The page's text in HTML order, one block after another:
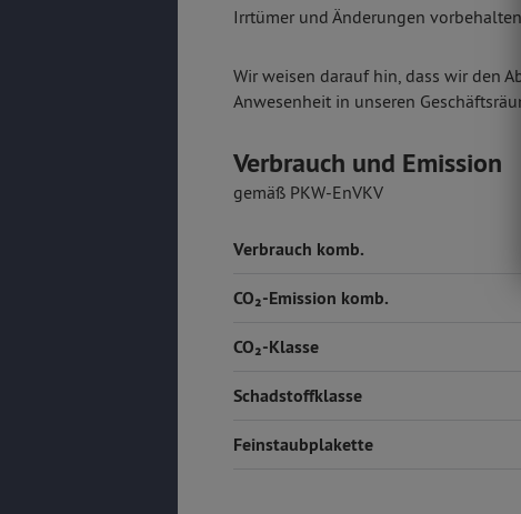
Irrtümer und Änderungen
Wir weisen darauf hin, dass wir den
Anwesenheit in unseren
Verbrauch und Emission
gemäß PKW-EnVKV
Verbrauch komb.
CO₂-Emission komb.
CO₂-Klasse
Schadstoffklasse
Feinstaubplakette